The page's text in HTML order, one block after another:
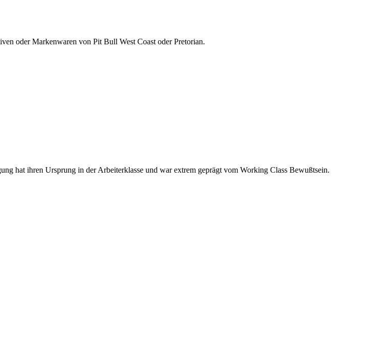
oder Markenwaren von Pit Bull West Coast oder Pretorian.
hat ihren Ursprung in der Arbeiterklasse und war extrem geprägt vom Working Class Bewußtsein.